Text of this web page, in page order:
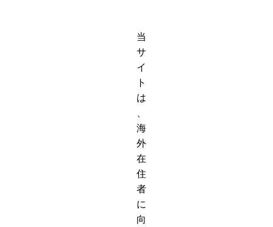
当
サ
イ
ト
は
海
外
在
住
者
に
向